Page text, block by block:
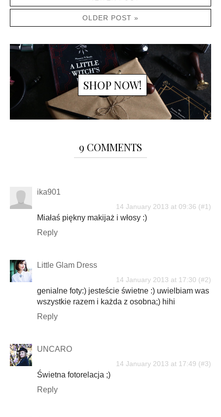
OLDER POST »
SHOP NOW!
9 COMMENTS
ika901
14 January 2013 at 09:36
Miałaś piękny makijaż i włosy :)
Reply
Little Glam Dress
14 January 2013 at 17:30
genialne foty:) jesteście świetne :) uwielbiam was
wszystkie razem i każda z osobna;) hihi
Reply
UNCARO
14 January 2013 at 17:49
Świetna fotorelacja ;)
Reply